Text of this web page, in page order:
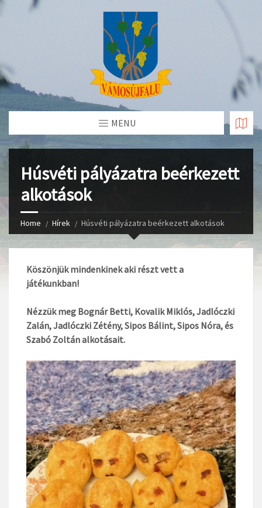
Skip
MENU
Húsvéti pályázatra beérkezett
alkotások
Home Hírek Húsvéti pályázatra beérkezett alkotások
Köszönjük mindenkinek aki részt vett a
játékunkban!
Nézzük meg Bognár Betti, Kovalik Miklós, Jadlóczki
Zalán, Jadlóczki Zétény, Sipos Bálint, Sipos Nóra, és
Szabó Zoltán alkotásait.